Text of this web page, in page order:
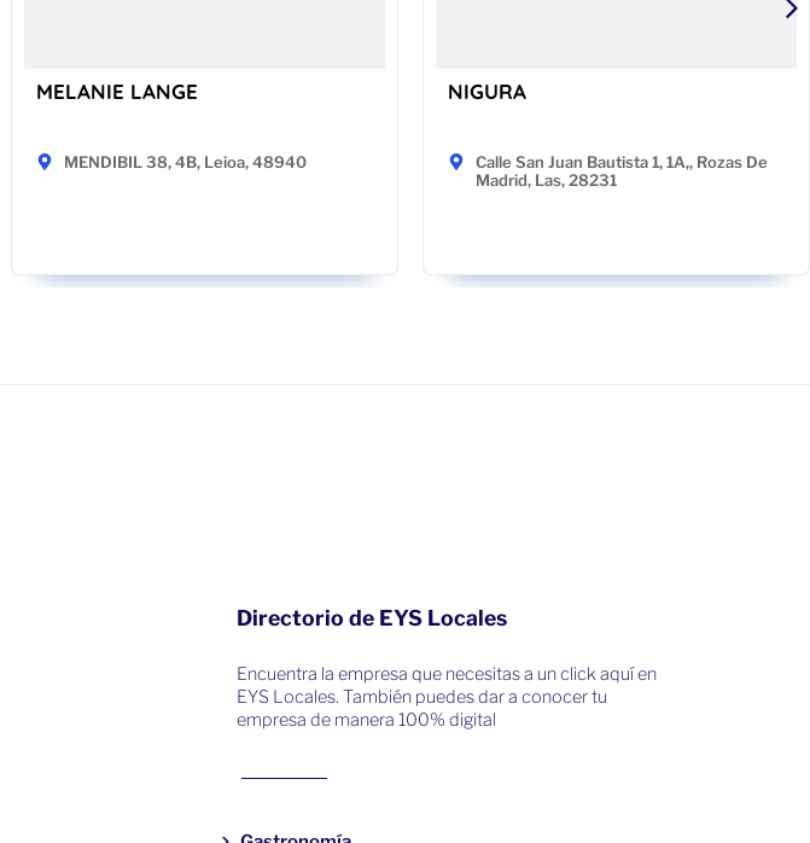
MELANIE LANGE
MENDIBIL 38, 4B, Leioa, 48940
NIGURA
Calle San Juan Bautista 1, 1A,, Rozas De
Madrid, Las, 28231
Directorio de EYS Locales
Encuentra la empresa que necesitas a un click aquí en
EYS Locales. También puedes dar a conocer tu
empresa de manera 100% digital